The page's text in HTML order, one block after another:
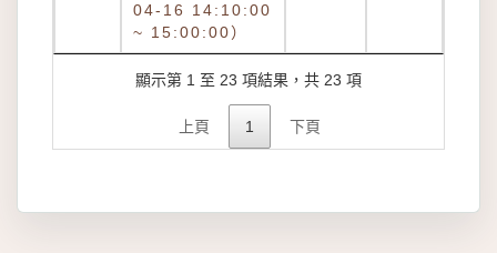
04-16 14:10:00
~ 15:00:00）
顯示第 1 至 23 項結果，共 23 項
上頁 1 下頁